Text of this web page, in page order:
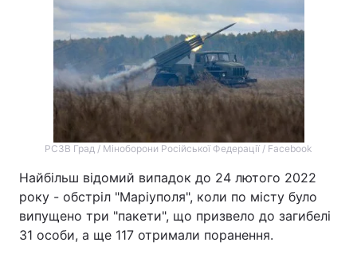
РСЗВ Град / Міноборони Російської Федерації / Facebook
Найбільш відомий випадок до 24 лютого 2022
року - обстріл "Маріуполя", коли по місту було
випущено три "пакети", що призвело до загибелі
31 особи, а ще 117 отримали поранення.